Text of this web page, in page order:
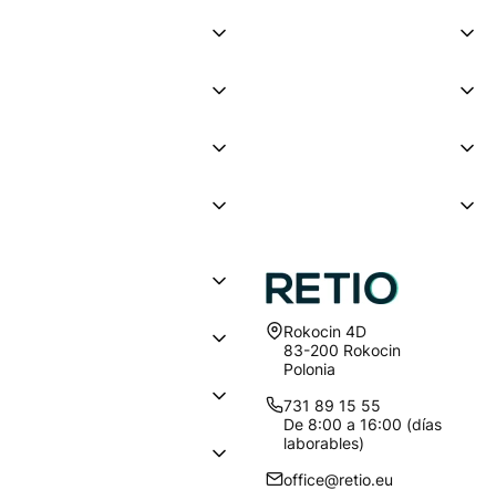
Dirección:
Rokocin 4D
83-200 Rokocin
Polonia
731 89 15 55
De 8:00 a 16:00 (días
laborables)
office@retio.eu